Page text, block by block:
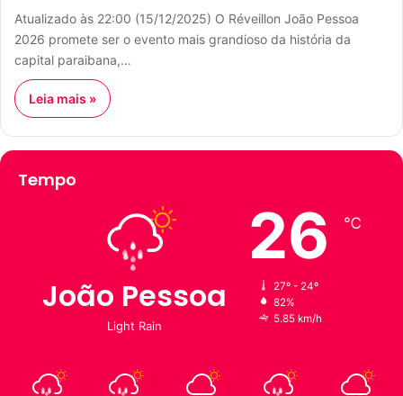
Atualizado às 22:00 (15/12/2025) O Réveillon João Pessoa
2026 promete ser o evento mais grandioso da história da
capital paraibana,…
Leia mais »
Tempo
João Pessoa
Light Rain
26 ℃
27º - 24º
82%
5.85 km/h